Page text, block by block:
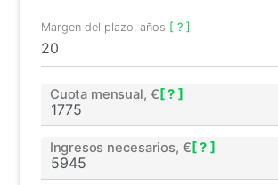
Margen del plazo, años [ ? ]
Cuota mensual, € [ ? ]
Ingresos necesarios, € [ ? ]